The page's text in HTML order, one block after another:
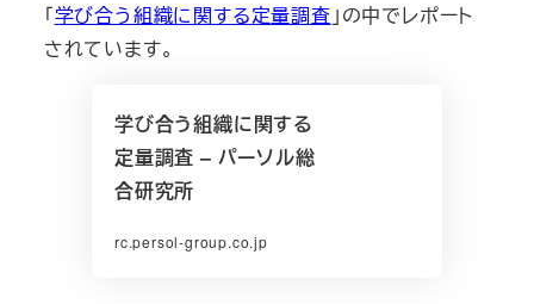
「学び合う組織に関する定量調査 」の中でレポート
されています。
学び合う組織に関する
定量調査 – パーソル総
合研究所
rc.persol-group.co.jp